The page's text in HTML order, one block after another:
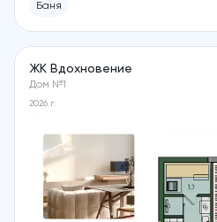
Баня
ЖК Вдохновение
Дом №1
2026 г.